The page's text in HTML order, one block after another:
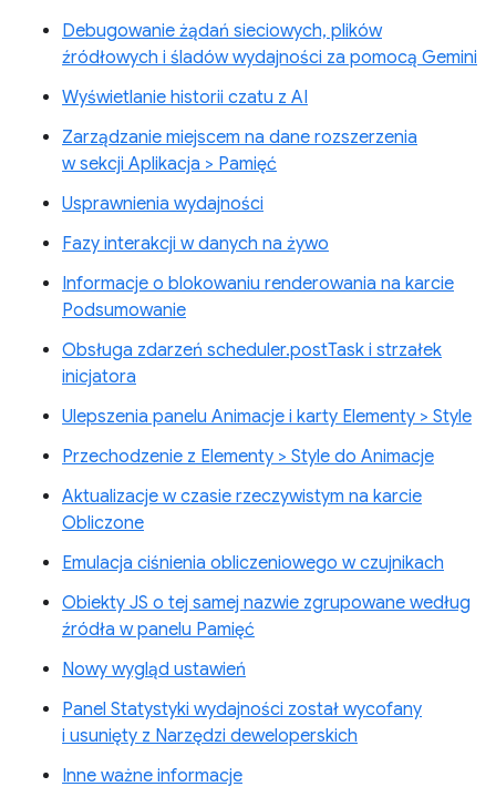
Debugowanie żądań sieciowych, plików
źródłowych i śladów wydajności za pomocą Gemini
Wyświetlanie historii czatu z AI
Zarządzanie miejscem na dane rozszerzenia
w sekcji Aplikacja > Pamięć
Usprawnienia wydajności
Fazy interakcji w danych na żywo
Informacje o blokowaniu renderowania na karcie
Podsumowanie
Obsługa zdarzeń scheduler.postTask i strzałek
inicjatora
Ulepszenia panelu Animacje i karty Elementy > Style
Przechodzenie z Elementy > Style do Animacje
Aktualizacje w czasie rzeczywistym na karcie
Obliczone
Emulacja ciśnienia obliczeniowego w czujnikach
Obiekty JS o tej samej nazwie zgrupowane według
źródła w panelu Pamięć
Nowy wygląd ustawień
Panel Statystyki wydajności został wycofany
i usunięty z Narzędzi deweloperskich
Inne ważne informacje